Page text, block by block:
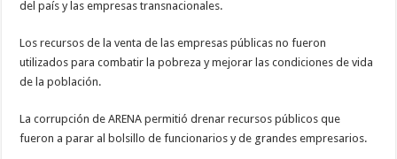
del país y las empresas transnacionales.
Los recursos de la venta de las empresas públicas no fueron
utilizados para combatir la pobreza y mejorar las condiciones de vida
de la población.
La corrupción de ARENA permitió drenar recursos públicos que
fueron a parar al bolsillo de funcionarios y de grandes empresarios.